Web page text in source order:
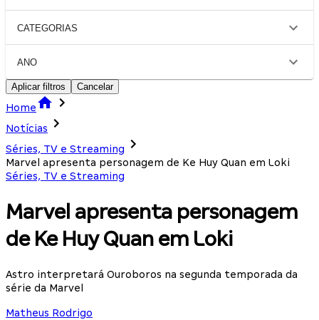
CATEGORIAS
ANO
Aplicar filtros Cancelar
Home
Notícias
Séries, TV e Streaming
Marvel apresenta personagem de Ke Huy Quan em Loki
Séries, TV e Streaming
Marvel apresenta personagem
de Ke Huy Quan em Loki
Astro interpretará Ouroboros na segunda temporada da
série da Marvel
Matheus Rodrigo